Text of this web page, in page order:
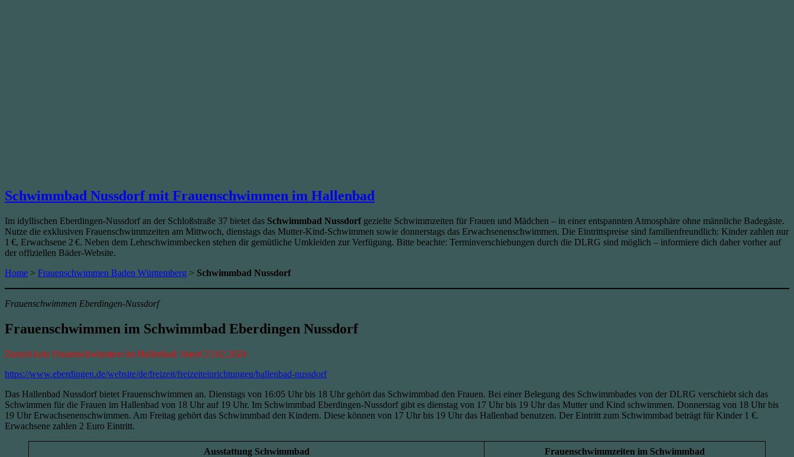
Schwimmbad Nussdorf mit Frauenschwimmen im Hallenbad
Im idyllischen Eberdingen‑Nussdorf an der Schloßstraße 37 bietet das Schwimmbad Nussdorfgezielte Schwimmzeiten für Frauen und Mädchen – in einer entspannten Atmosphäre ohne männliche Badegäste.
Nutze die exklusiven Frauenschwimmzeiten am Mittwoch, dienstags das Mutter-Kind-Schwimmen sowie donnerstags das Erwachsenenschwimmen. Die Eintrittspreise sind familienfreundlich: Kinder zahlen nur
1 €, Erwachsene 2 €. Neben dem Lehrschwimmbecken stehen dir gemütliche Umkleiden zur Verfügung. Bitte beachte: Terminverschiebungen durch die DLRG sind möglich – informiere dich daher vorher auf
der offiziellen Bäder-Website.
Home > Frauenschwimmen Baden Württemberg > Schwimmbad Nussdorf
Frauenschwimmen Eberdingen-Nussdorf
Frauenschwimmen im Schwimmbad Eberdingen Nussdorf
Zurzeit kein Frauenschwimmen im Hallenbad: Stand 25.02.2024
https://www.eberdingen.de/website/de/freizeit/freizeiteinrichtungen/hallenbad-nussdorf
Das Hallenbad Nussdorf bietet Frauenschwimmen an. Dienstags von 16:05 Uhr bis 18 Uhr gehört das Schwimmbad den Frauen. Bei einer Belegung des Schwimmbades von der DLRG verschiebt sich das
Schwimmen für die Frauen im Hallenbad von 18 Uhr auf 19 Uhr. Im Schwimmbad Eberdingen-Nussdorf gibt es dienstag von 17 Uhr bis 19 Uhr das Mutter und Kind schwimmen. Donnerstag von 18 Uhr bis
19 Uhr Erwachsenenschwimmen. Am Freitag gehört das Schwimmbad den Kindern. Diese können von 17 Uhr bis 19 Uhr das Hallenbad benutzen. Der Eintritt zum Schwimmbad beträgt für Kinder 1 €.
Erwachsene zahlen 2 Euro Eintritt.
Ausstattung Schwimmbad Frauenschwimmzeiten im Schwimmbad